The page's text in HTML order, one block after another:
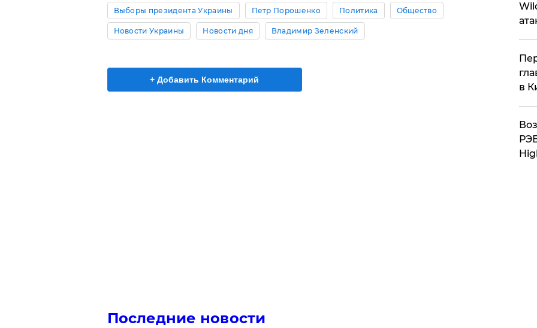
Выборы президента Украины Петр Порошенко Политика Общество
Новости Украины Новости дня Владимир Зеленский
+ Добавить Комментарий
Последние новости
в